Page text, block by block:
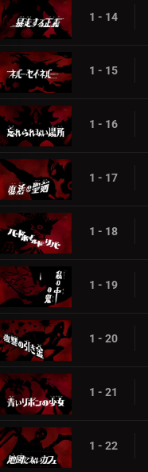
1 - 14
1 - 15
1 - 16
1 - 17
1 - 18
1 - 19
1 - 20
1 - 21
1 - 22